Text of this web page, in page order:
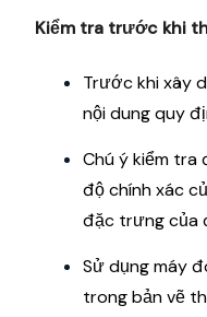
Kiểm tra trước khi
Trước khi xây
nội dung quy
Chú ý kiểm tra
độ chính xác
đặc trưng của
Sử dụng máy
trong bản vẽ